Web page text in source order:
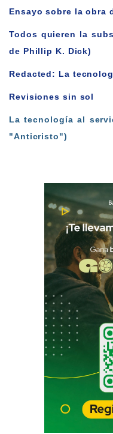
Ensayo sobre la obra
Todos quieren la
de Phillip K. Dick)
Redacted: La
Revisiones sin sol
La tecnología al
"Anticristo")